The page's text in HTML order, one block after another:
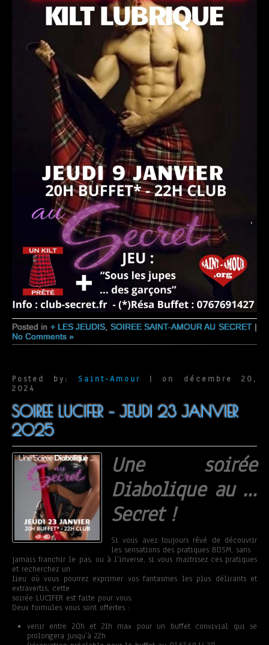
Posted in + LES JEUDIS SOIREE SAINT-AMOUR AU SECRET|
No Comments »
Posted by: Saint-Amour | on décembre 20,
2024
SOIREE LUCIFER – JEUDI 23 JANVIER
2025
Une soirée
Diabolique au …
Secret !
Si vous avez toujours rêvé de découvrir
les sensations des pratiques BDSM, sans
jamais franchir le pas, ou à l’inverse, si vous maitrisez ces pratiques
et recherchez un
lieu où vous pourrez exprimer vos fantasmes les plus délirants et
extravertis, cette
soirée LUCIFER est faite pour vous.
Deux formules vous sont offertes :
venir entre 20h et 21h max pour un buffet convivial qui se
prolongera jusqu’à 22h